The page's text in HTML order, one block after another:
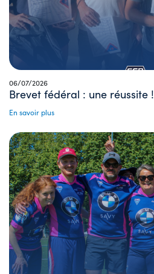
06/07/2026
Brevet fédéral : une réussite !
En savoir plus